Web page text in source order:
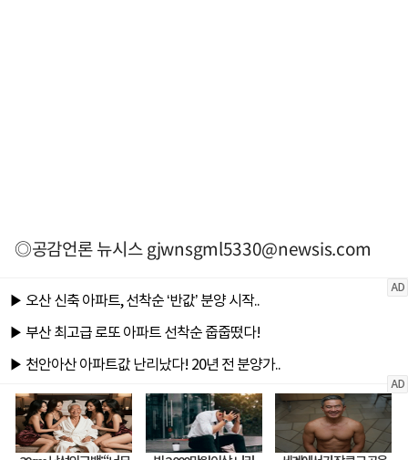
◎공감언론 뉴시스gjwnsgml5330@newsis.com